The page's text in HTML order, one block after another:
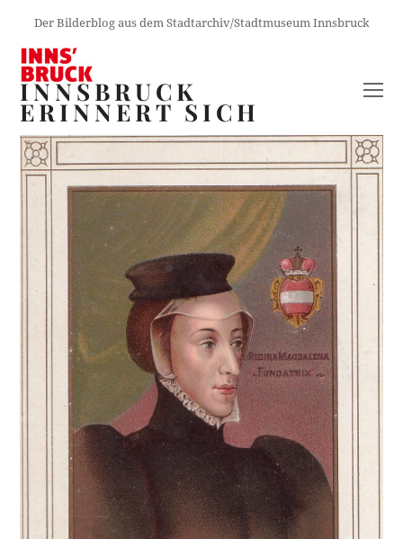
Der Bilderblog aus dem Stadtarchiv/Stadtmuseum Innsbruck
INNSBRUCK
ERINNERT SICH